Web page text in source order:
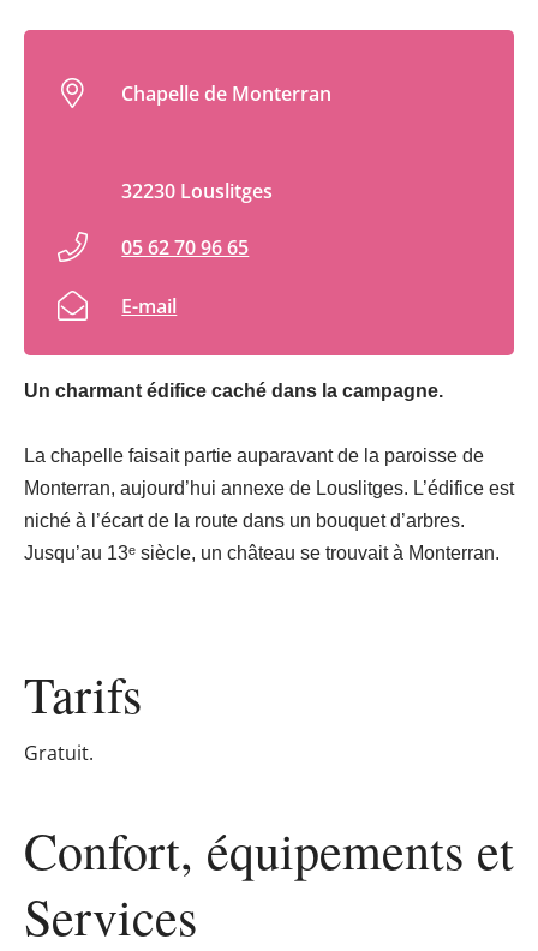
Un charmant édifice caché dans la campagne.
La chapelle faisait partie auparavant de la paroisse de
Monterran, aujourd’hui annexe de Louslitges. L’édifice est
niché à l’écart de la route dans un bouquet d’arbres.
Jusqu’au 13ᵉ siècle, un château se trouvait à Monterran.
Tarifs
Gratuit.
Confort, équipements et
Services
Chapelle de Monterran
32230 Louslitges
05 62 70 96 65
E-mail